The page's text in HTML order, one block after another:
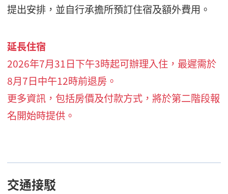
提出安排，並自行承擔所預訂住宿及額外費用。
延長住宿
2026年7月31日下午3時起可辦理入住，最遲需於
8月7日中午12時前退房。
更多資訊，包括房價及付款方式，將於第二階段報
名開始時提供。
交通接駁